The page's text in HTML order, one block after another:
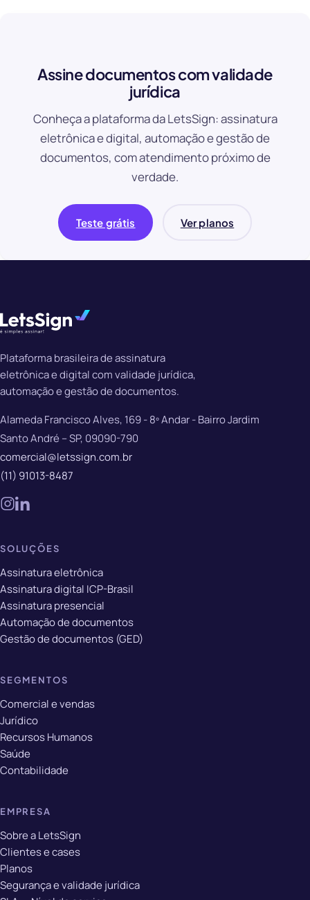
Assine documentos com validade
jurídica
Conheça a plataforma da LetsSign: assinatura
eletrônica e digital, automação e gestão de
documentos, com atendimento próximo de
verdade.
Teste grátis Ver planos
Plataforma brasileira de assinatura
eletrônica e digital com validade jurídica,
automação e gestão de documentos.
Alameda Francisco Alves, 169 - 8º Andar - Bairro Jardim
Santo André – SP, 09090-790
comercial@letssign.com.br
(11) 91013-8487
SOLUÇÕES
Assinatura eletrônica
Assinatura digital ICP-Brasil
Assinatura presencial
Automação de documentos
Gestão de documentos (GED)
SEGMENTOS
Comercial e vendas
Jurídico
Recursos Humanos
Saúde
Contabilidade
EMPRESA
Sobre a LetsSign
Clientes e cases
Planos
Segurança e validade jurídica